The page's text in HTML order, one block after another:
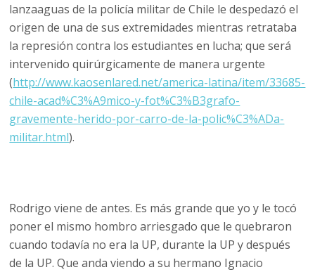
lanzaaguas de la policía militar de Chile le despedazó el
origen de una de sus extremidades mientras retrataba
la represión contra los estudiantes en lucha; que será
intervenido quirúrgicamente de manera urgente
(http://www.kaosenlared.net/america-latina/item/33685-
chile-acad%C3%A9mico-y-fot%C3%B3grafo-
gravemente-herido-por-carro-de-la-polic%C3%ADa-
militar.html).
Rodrigo viene de antes. Es más grande que yo y le tocó
poner el mismo hombro arriesgado que le quebraron
cuando todavía no era la UP, durante la UP y después
de la UP. Que anda viendo a su hermano Ignacio